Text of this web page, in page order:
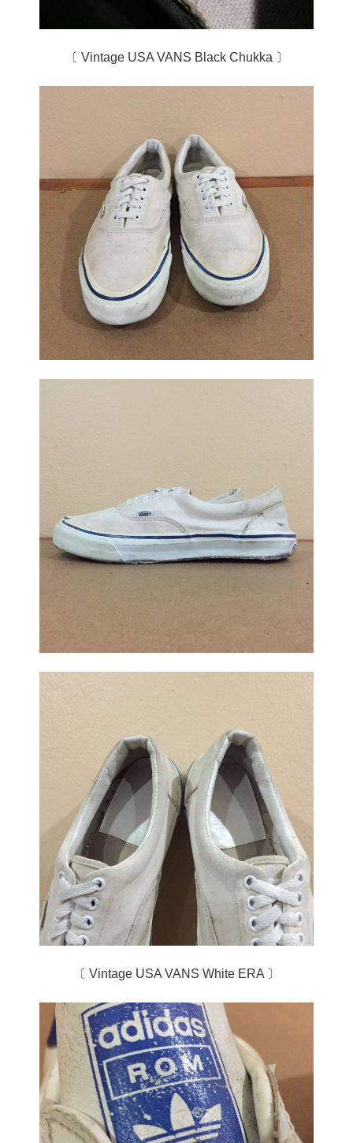
〔 Vintage USA VANS Black Chukka 〕
〔 Vintage USA VANS White ERA 〕